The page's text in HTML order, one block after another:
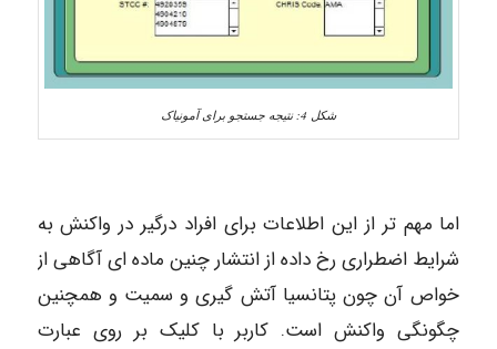
شکل 4: نتیجه جستجو برای آمونیاک
اما مهم تر از این اطلاعات برای افراد درگیر در واکنش به
شرایط اضطراری رخ داده از انتشار چنین ماده ای آگاهی از
خواص آن چون پتانسیا آتش گیری و سمیت و همچنین
چگونگی واکنش است. کاربر با کلیک بر روی عبارت